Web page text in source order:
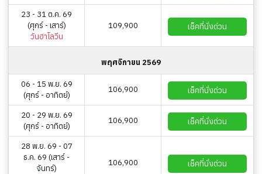
23 - 31 ต.ค. 69
(ศุกร์ - เสาร์)
วันฮาโลวีน
109,900 เช็คที่นั่งด่วน
พฤศจิกายน 2569
06 - 15 พ.ย. 69
(ศุกร์ - อาทิตย์)
106,900 เช็คที่นั่งด่วน
20 - 29 พ.ย. 69
(ศุกร์ - อาทิตย์)
106,900 เช็คที่นั่งด่วน
28 พ.ย. 69 - 07
ธ.ค. 69 (เสาร์ -
จันทร์)
106,900 เช็คที่นั่งด่วน